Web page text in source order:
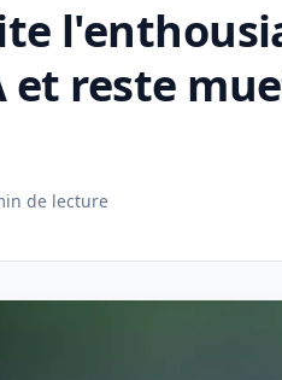
et reste
de lecture